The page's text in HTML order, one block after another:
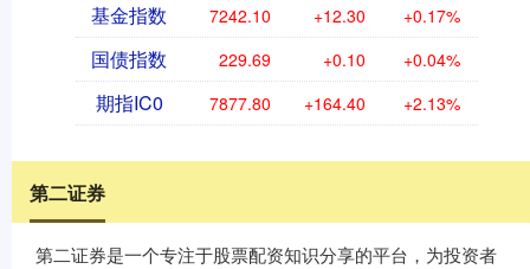
基金指数 7242.10 +12.30 +0.17%
国债指数 229.69 +0.10 +0.04%
期指IC0 7877.80 +164.40 +2.13%
第二证券
第二证券是一个专注于股票配资知识分享的平台，为投资者